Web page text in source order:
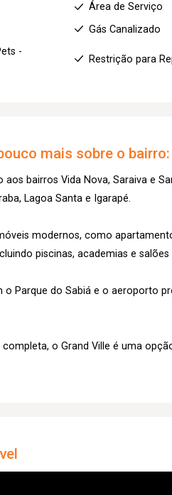
Área de Serviço
Gás Canalizado
-
Restrição para
mais sobre o bairro:
aos bairros Vida Nova, Saraiva e
Lagoa Santa e Igarapé.
modernos, como
piscinas, academias e
o Parque do Sabiá e o aeroporto
o Grand Ville é uma